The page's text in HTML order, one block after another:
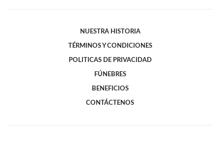
NUESTRA HISTORIA
TÉRMINOS Y CONDICIONES
POLITICAS DE PRIVACIDAD
FÚNEBRES
BENEFICIOS
CONTÁCTENOS